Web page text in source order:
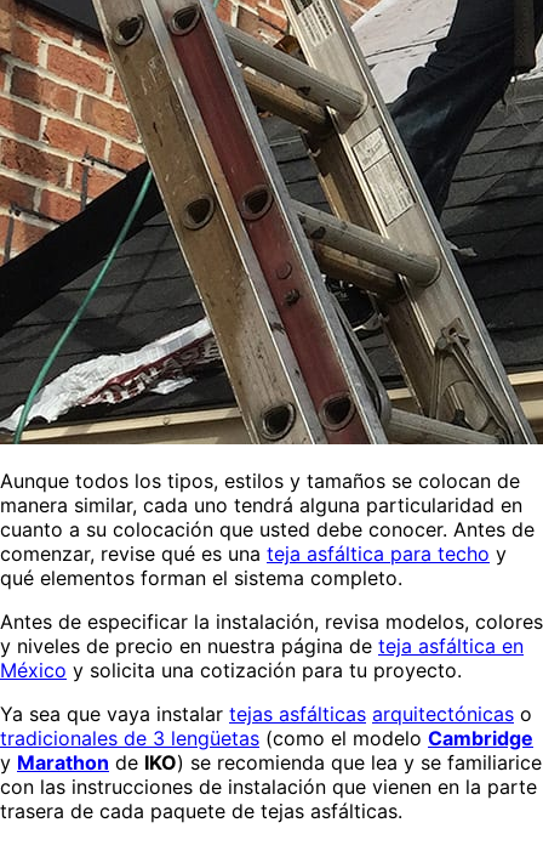
Aunque todos los tipos, estilos y tamaños se colocan de
manera similar, cada uno tendrá alguna particularidad en
cuanto a su colocación que usted debe conocer. Antes de
comenzar, revise qué es una teja asfáltica para techo y
qué elementos forman el sistema completo.
Antes de especificar la instalación, revisa modelos, colores
y niveles de precio en nuestra página de teja asfáltica en
México y solicita una cotización para tu proyecto.
Ya sea que vaya instalar tejas asfálticas arquitectónicas o
tradicionales de 3 lengüetas (como el modelo Cambridge
y Marathon de IKO) se recomienda que lea y se familiarice
con las instrucciones de instalación que vienen en la parte
trasera de cada paquete de tejas asfálticas.